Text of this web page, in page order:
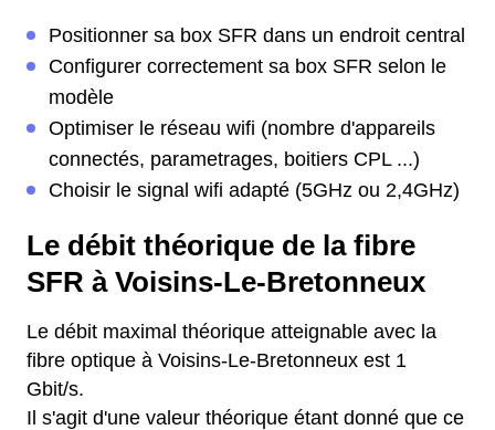
Positionner sa box SFR dans un endroit central
Configurer correctement sa box SFR selon le
modèle
Optimiser le réseau wifi (nombre d'appareils
connectés, parametrages, boitiers CPL ...)
Choisir le signal wifi adapté (5GHz ou 2,4GHz)
Le débit théorique de la fibre
SFR à Voisins-Le-Bretonneux
Le débit maximal théorique atteignable avec la
fibre optique à Voisins-Le-Bretonneux est 1
Gbit/s.
Il s'agit d'une valeur théorique étant donné que ce